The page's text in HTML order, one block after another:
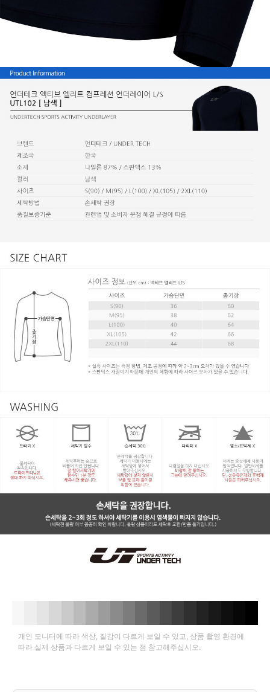
개인 모니터에 따라 색상, 질감이 다르게 보일 수 있고, 상품 촬영 환경에
따라 실제 상품과 다르게 보일 수 있는 점 참고해주십시오.